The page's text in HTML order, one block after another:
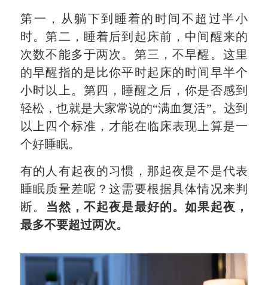
第一，从躺下到睡着的时间不超过半小
时。第二，睡着后到起床前，中间醒来的
次数不能多于两次。第三，不早醒。这里
的早醒指的是比你平时起床的时间早半个
小时以上。第四，睡醒之后，你是否感到
轻松，也就是大家常说的“满血复活”。达到
以上四个标准，才能在临床表现上算是一
个好睡眠。
有的人有起夜的习惯，那起夜是不是代表
睡眠质量差呢？这需要根据具体情况来判
断。
当然，不起夜是最好的。如果起夜，
最多不要超过两次。